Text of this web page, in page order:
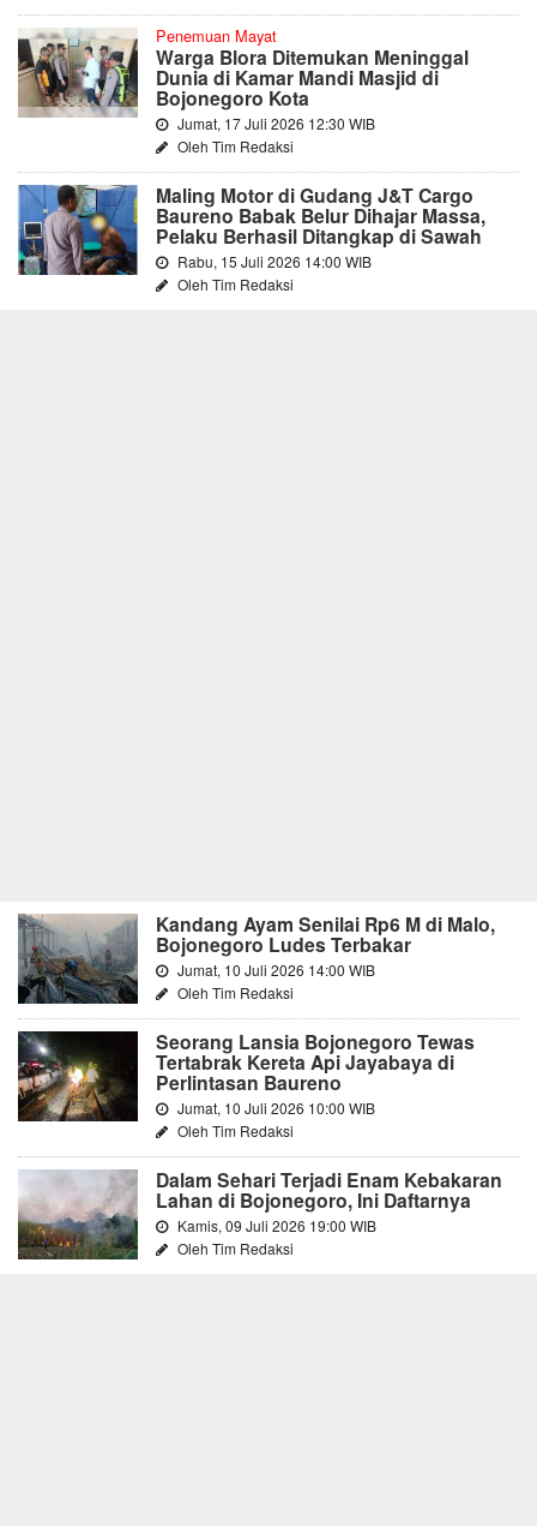
Penemuan Mayat
Warga Blora Ditemukan Meninggal
Dunia di Kamar Mandi Masjid di
Bojonegoro Kota
Jumat, 17 Juli 2026 12:30 WIB
Oleh Tim Redaksi
Maling Motor di Gudang J&T Cargo
Baureno Babak Belur Dihajar Massa,
Pelaku Berhasil Ditangkap di Sawah
Rabu, 15 Juli 2026 14:00 WIB
Oleh Tim Redaksi
Kandang Ayam Senilai Rp6 M di Malo,
Bojonegoro Ludes Terbakar
Jumat, 10 Juli 2026 14:00 WIB
Oleh Tim Redaksi
Seorang Lansia Bojonegoro Tewas
Tertabrak Kereta Api Jayabaya di
Perlintasan Baureno
Jumat, 10 Juli 2026 10:00 WIB
Oleh Tim Redaksi
Dalam Sehari Terjadi Enam Kebakaran
Lahan di Bojonegoro, Ini Daftarnya
Kamis, 09 Juli 2026 19:00 WIB
Oleh Tim Redaksi